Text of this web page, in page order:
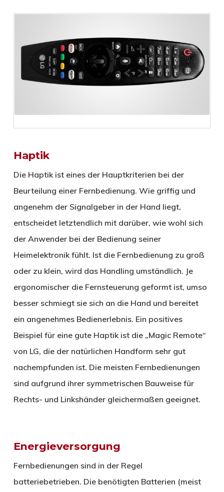
Haptik
Die Haptik ist eines der Hauptkriterien bei der
Beurteilung einer Fernbedienung. Wie griffig und
angenehm der Signalgeber in der Hand liegt,
entscheidet letztendlich mit darüber, wie wohl sich
der Anwender bei der Bedienung seiner
Heimelektronik fühlt. Ist die Fernbedienung zu groß
oder zu klein, wird das Handling umständlich. Je
ergonomischer die Fernsteuerung geformt ist, umso
besser schmiegt sie sich an die Hand und bereitet
ein angenehmes Bedienerlebnis. Ein positives
Beispiel für eine gute Haptik ist die „Magic Remote“
von LG, die der natürlichen Handform sehr gut
nachempfunden ist. Die meisten Fernbedienungen
sind aufgrund ihrer symmetrischen Bauweise für
Rechts- und Linkshänder gleichermaßen geeignet.
Energieversorgung
Fernbedienungen sind in der Regel
batteriebetrieben. Die benötigten Batterien (meist